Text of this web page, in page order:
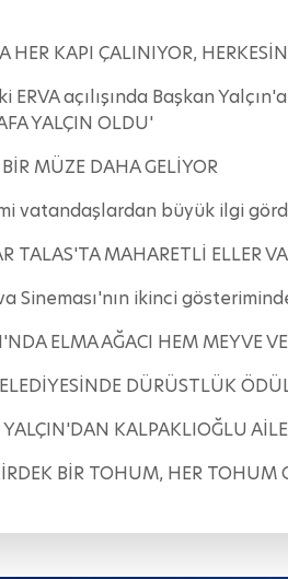
HER KAPI ÇALINIYOR,
ERVA açılışında Başkan
YALÇIN OLDU'
MÜZE DAHA GELİYOR
vatandaşlardan büyük ilgi gördü
TALAS'TA MAHARETLİ ELLER
Sineması'nın ikinci
ELMA AĞACI HEM MEYVE
DÜRÜSTLÜK
KALPAKLIOĞLU
BİR TOHUM, HER TOHUM